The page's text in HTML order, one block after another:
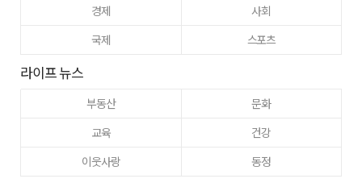
경제
사회
국제
스포츠
라이프 뉴스
부동산
문화
교육
건강
이웃사랑
동정